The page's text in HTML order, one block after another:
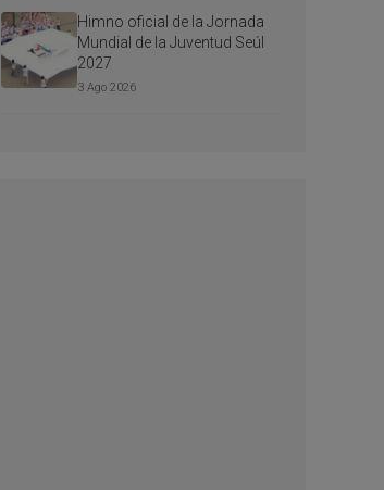
Himno oficial de la Jornada
Mundial de la Juventud Seúl
2027
3 Ago 2026